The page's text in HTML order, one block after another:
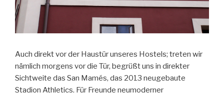
Auch direkt vor der Haustür unseres Hostels; treten wir
nämlich morgens vor die Tür, begrüßt uns in direkter
Sichtweite das San Mamés, das 2013 neugebaute
Stadion Athletics. Für Freunde neumoderner